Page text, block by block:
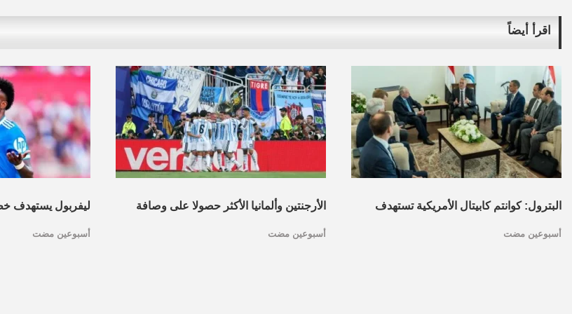
اقرأ أيضاً
البترول: كوانتم كابيتال الأمريكية تستهدف
أسبوعين مضت
الأرجنتين وألمانيا الأكثر حصولا على وصافة
أسبوعين مضت
ليفربول يستهدف
أسبوعين مضت